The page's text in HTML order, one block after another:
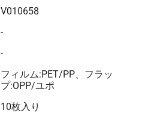
V010658
-
-
フィルム:PET/PP、フラッ
プ:OPP/ユポ
10枚入り